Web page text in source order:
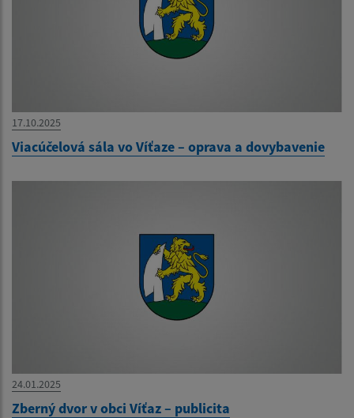
17.10.2025
Viacúčelová sála vo Víťaze – oprava a dovybavenie
24.01.2025
Zberný dvor v obci Víťaz – publicita